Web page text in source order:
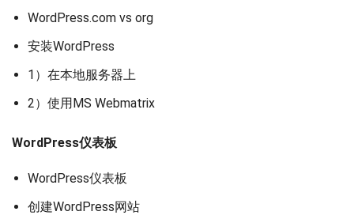
WordPress.com vs org
安装WordPress
1）在本地服务器上
2）使用MS Webmatrix
WordPress仪表板
WordPress仪表板
创建WordPress网站